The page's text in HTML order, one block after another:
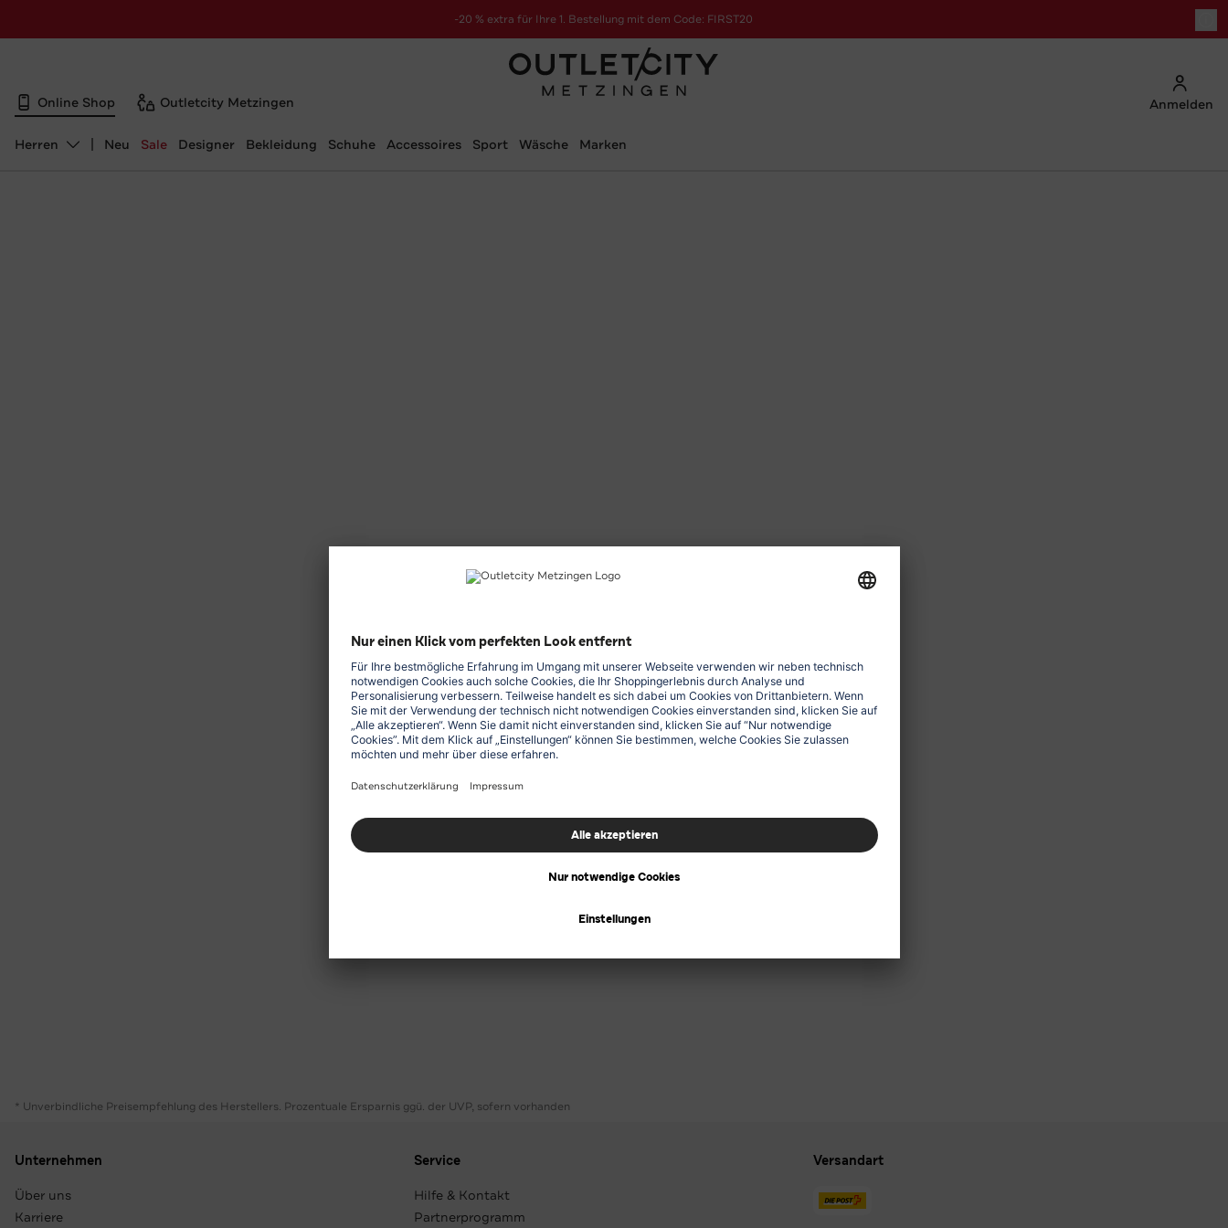
-20 % extra für Ihre 1. Bestellung mit dem Code: FIRST20
Online Shop Outletcity Metzingen Anmelden
Abteilung ändern, ausgewählt:
Herren Neu Sale Designer Bekleidung Schuhe Accessoires Sport Wäsche Marken
* Unverbindliche Preisempfehlung des Herstellers. Prozentuale Ersparnis ggü. der UVP, sofern vorhanden
Unternehmen
Über uns
Karriere
Service
Hilfe & Kontakt
Partnerprogramm
Versandart